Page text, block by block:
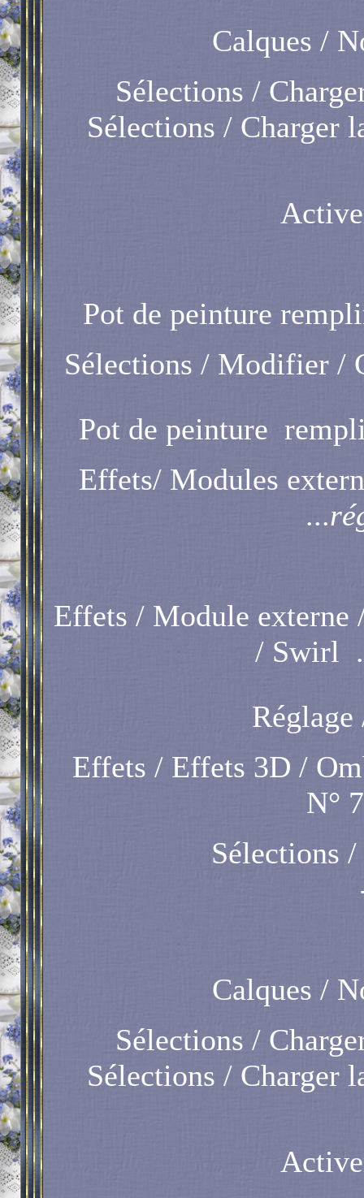
Calques /
Sélections /
Sélections / Charger
Pot de peinture
Sélections / Modifier /
Pot de peinture
Effets/ Modules
...
Effets / Module externe
/ Swirl
Effets / Effets 3D /
N°
Sélections
Calques /
Sélections /
Sélections / Charger